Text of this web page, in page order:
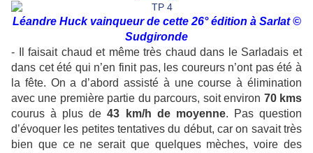
Léandre Huck vainqueur de cette 26° édition à Sarlat©
Sudgironde
- Il faisait chaud et même très chaud dans le Sarladais et
dans cet été qui n’en finit pas, les coureurs n’ont pas été à
la fête. On a d’abord assisté à une course à élimination
avec une première partie du parcours, soit environ 70 kms
courus à plus de43 km/h de moyenne. Pas question
d’évoquer les petites tentatives du début, car on savait très
bien que ce ne serait que quelques mèches, voire des